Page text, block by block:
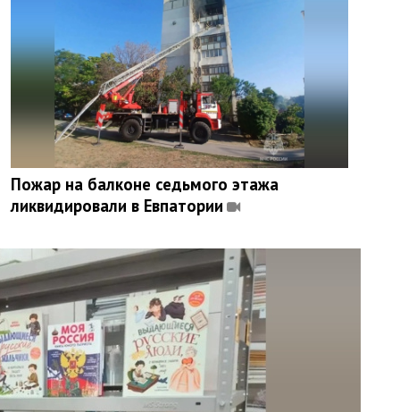
Пожар на балконе седьмого этажа
ликвидировали в Евпатории